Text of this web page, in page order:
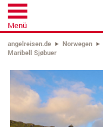
Menü
angelreisen.de Norwegen
Maribell Sjøbuer